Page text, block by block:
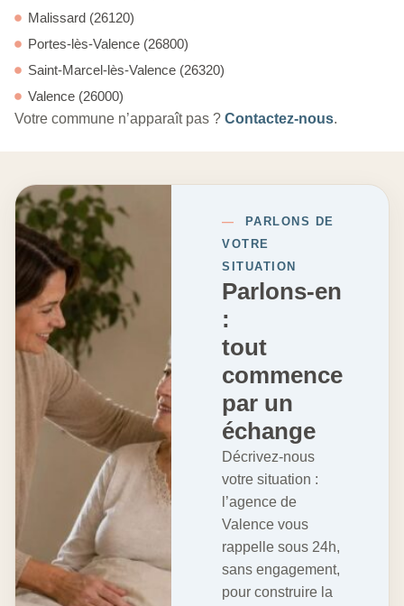
Malissard (26120)
Portes-lès-Valence (26800)
Saint-Marcel-lès-Valence (26320)
Valence (26000)
Votre commune n’apparaît pas ? Contactez-nous.
—
PARLONS DE
VOTRE
SITUATION
Parlons-en
:
tout
commence
par un
échange
Décrivez-nous
votre situation :
l’agence de
Valence vous
rappelle sous 24h,
sans engagement,
pour construire la